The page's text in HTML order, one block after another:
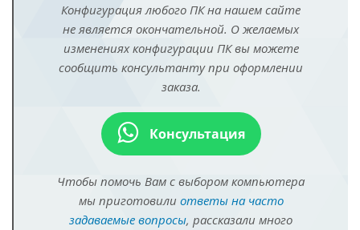
Конфигурация любого ПК на нашем сайте
не является окончательной. О желаемых
изменениях конфигурации ПК вы можете
сообщить консультанту при оформлении
заказа.
Консультация
Чтобы помочь Вам с выбором компьютера
мы приготовили ответы на часто
задаваемые вопросы, рассказали много